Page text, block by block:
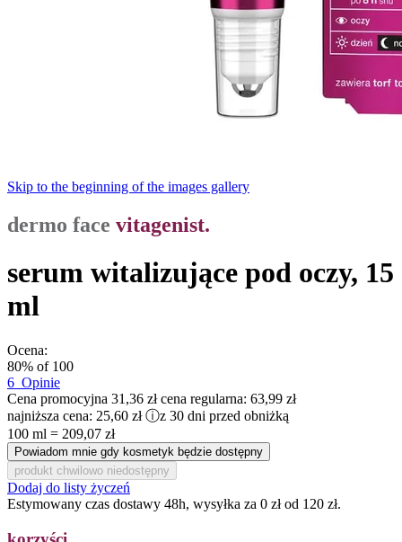
Skip to the beginning of the images gallery
dermo face vitagenist.
serum witalizujące pod oczy, 15
ml
Ocena:
80% of 100
6 Opinie
Cena promocyjna 31,36 zł cena regularna: 63,99 zł
najniższa cena: 25,60 zł ⓘz 30 dni przed obniżką
100 ml = 209,07 zł
Powiadom mnie gdy kosmetyk będzie dostępny
produkt chwilowo niedostępny
Dodaj do listy życzeń
Estymowany czas dostawy 48h, wysyłka za 0 zł od 120 zł.